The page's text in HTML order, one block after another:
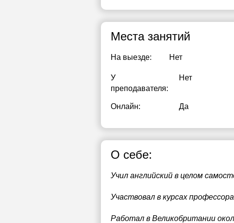
Места занятий
На выезде: Нет
У
преподавателя:
Нет
Онлайн: Да
О себе:
Учил английский в целом
Участвовал в курсах
Работал в Великобритании